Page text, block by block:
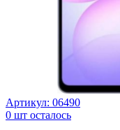
Артикул: 06490
0 шт осталось